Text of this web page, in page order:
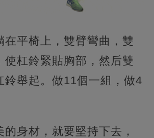
在平椅上，雙臂彎曲，雙
使杠鈴緊貼胸部，然后雙
鈴舉起。做11個一組，做4
身材，就要堅持下去，